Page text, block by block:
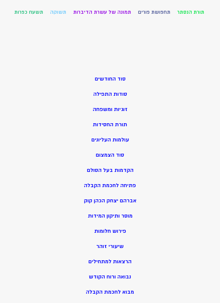
תורת הנסתר תחפושת פורים תמונה של עשרת הדיברות תשוקה תשעח כפרות
סוד החודשים
סודות התפילה
זוגיות ומשפחה
תורת החסידות
עולמות העליונים
סוד הצמצום
הקדמות בעל הסולם
פתיחה לחכמת הקבלה
אברהם יצחק הכהן קוק
מוסר ותיקון המידות
פירוש חלומות
שיעורי זוהר
הרצאות למתחילים
נבואה ורוח הקודש
מבוא לחכמת הקבלה